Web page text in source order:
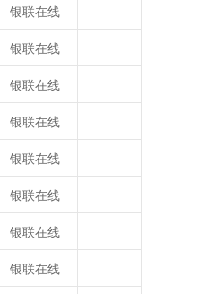
银联在线
银联在线
银联在线
银联在线
银联在线
银联在线
银联在线
银联在线